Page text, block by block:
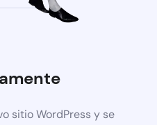
sitio WordPress y se